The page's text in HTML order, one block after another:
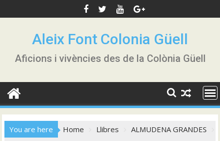
to
Aleix Font Colonia Güell
Aficions i vivències des de la Colònia Güell
You are here Home Llibres
ALMUDENA GRANDES